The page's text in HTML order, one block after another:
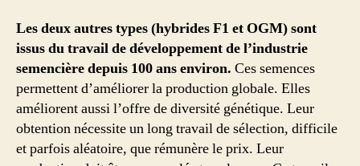
Les deux autres types (hybrides F1 et OGM) sont
issus du travail de développement de l’industrie
semencière depuis 100 ans environ. Ces semences
permettent d’améliorer la production globale. Elles
améliorent aussi l’offre de diversité génétique. Leur
obtention nécessite un long travail de sélection, difficile
et parfois aléatoire, que rémunère le prix. Leur